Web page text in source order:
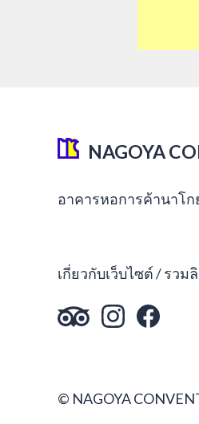
NAGOYA
อาคารหอการค้านาโก
เกี่ยวกับเว็บไซต์ รวม
© NAGOYA